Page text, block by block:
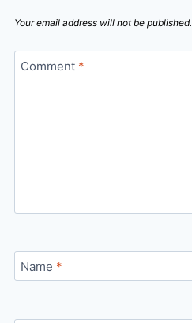
Your email address will not be published.
Comment *
Name *